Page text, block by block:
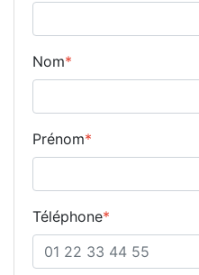
Nom*
Prénom*
Téléphone*